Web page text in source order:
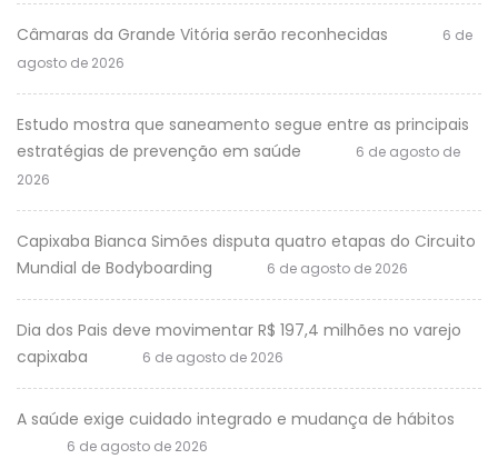
Câmaras da Grande Vitória serão reconhecidas
6 de
agosto de 2026
Estudo mostra que saneamento segue entre as principais
estratégias de prevenção em saúde
6 de agosto de
2026
Capixaba Bianca Simões disputa quatro etapas do Circuito
Mundial de Bodyboarding
6 de agosto de 2026
Dia dos Pais deve movimentar R$ 197,4 milhões no varejo
capixaba
6 de agosto de 2026
A saúde exige cuidado integrado e mudança de hábitos
6 de agosto de 2026